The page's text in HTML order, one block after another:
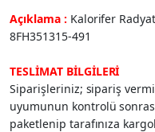
Açıklama : Kalorifer
8FH351315-491
TESLİMAT BİLGİLERİ
Siparişleriniz; sipariş
uyumunun kontrolü
paketlenip tarafınıza